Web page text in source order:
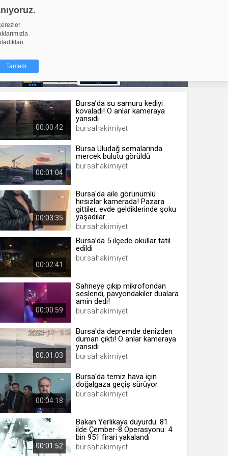
Tamam
küçük
İzniniz şu
hale
bir
Türü
yıl
yıl
00:00:42
Bursa’da su samuru kediyi
kovaladı! O anlar kameraya
yansıdı
bursahakimiyet
00:01:04
Bursa Uludağ semalarında
mercek bulutu görüldü
bursahakimiyet
00:03:35
Bursa'da aile görünümlü
hırsızlar kamerada! Pazara
gittiler, evde geldiklerinde şoku
yaşadılar...
bursahakimiyet
00:02:41
Bursa’da 5 ilçede okullar tatil
edildi
bursahakimiyet
00:00:59
Sahneye çıkıp mikrofondan
seslendi, pavyondakiler dualara
amin dedi!
bursahakimiyet
00:01:03
Bursa'da depremde denizden
duman çıktı! O anlar kameraya
yansıdı
bursahakimiyet
00:04:18
Bursa'da temiz hava için
doğalgaza geçiş sürüyor
bursahakimiyet
00:01:52
Bakan Yerlikaya duyurdu: 81
ilde Çember-8 Operasyonu: 4
bin 951 firari yakalandı
bursahakimiyet